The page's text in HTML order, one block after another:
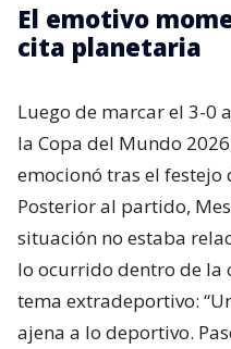
El emotivo
cita planetaria
Luego de marcar el 3-0
la Copa del Mundo
emocionó tras el
Posterior al partido,
situación no estaba
lo ocurrido dentro de la
tema extradeportivo:
ajena a lo deportivo.